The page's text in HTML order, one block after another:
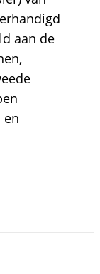
aan de
en